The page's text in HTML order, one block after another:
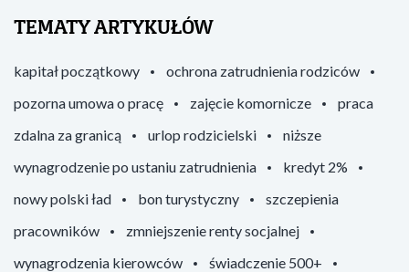
TEMATY ARTYKUŁÓW
kapitał początkowy
ochrona zatrudnienia rodziców
pozorna umowa o pracę
zajęcie komornicze
praca
zdalna za granicą
urlop rodzicielski
niższe
wynagrodzenie po ustaniu zatrudnienia
kredyt 2%
nowy polski ład
bon turystyczny
szczepienia
pracowników
zmniejszenie renty socjalnej
wynagrodzenia kierowców
świadczenie 500+